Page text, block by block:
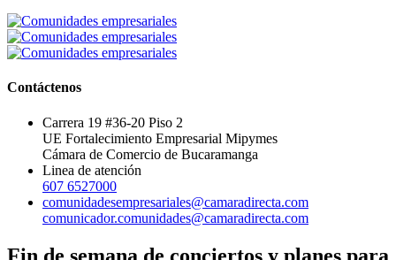
Contáctenos
Carrera 19 #36-20 Piso 2
UE Fortalecimiento Empresarial Mipymes
Cámara de Comercio de Bucaramanga
Linea de atención
607 6527000
comunidadesempresariales@camaradirecta.com
comunicador.comunidades@camaradirecta.com
Fin de semana de conciertos y planes para